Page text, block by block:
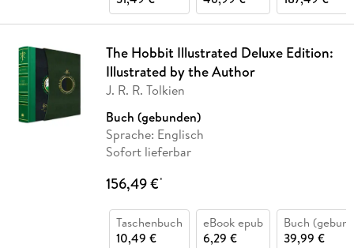
The Hobbit Illustrated Deluxe Edition:
Illustrated by the Author
J. R. R. Tolkien
Buch (gebunden)
Sprache: Englisch
Sofort lieferbar
156,49 €*
Taschenbuch
10,49 €
eBook epub
6,29 €
Buch
39,99 €